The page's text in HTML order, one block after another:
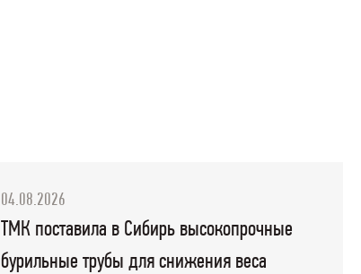
04.08.2026
ТМК поставила в Сибирь высокопрочные
бурильные трубы для снижения веса